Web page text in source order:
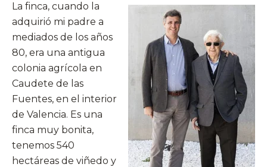
La finca, cuando la
adquirió mi padre a
mediados de los años
80, era una antigua
colonia agrícola en
Caudete de las
Fuentes, en el interior
de Valencia. Es una
finca muy bonita,
tenemos 540
hectáreas de viñedo y